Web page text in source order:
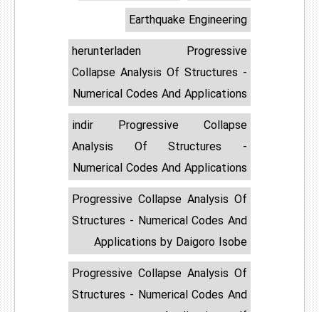
Earthquake Engineering
herunterladen Progressive
Collapse Analysis Of Structures -
Numerical Codes And Applications
indir Progressive Collapse
Analysis Of Structures -
Numerical Codes And Applications
Progressive Collapse Analysis Of
Structures - Numerical Codes And
Applications by Daigoro Isobe
Progressive Collapse Analysis Of
Structures - Numerical Codes And